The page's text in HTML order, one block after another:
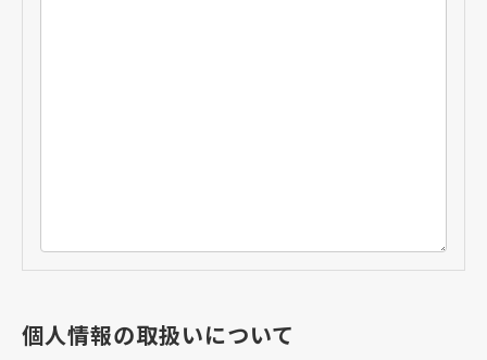
個人情報の取扱いについて